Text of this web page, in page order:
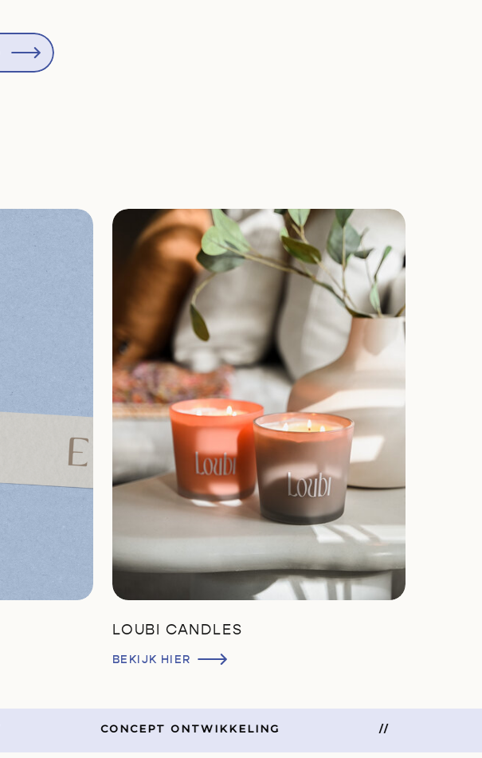
BEKIJK HIER
LOUBI CANDLES
CONCEPT ONTWIKKELING